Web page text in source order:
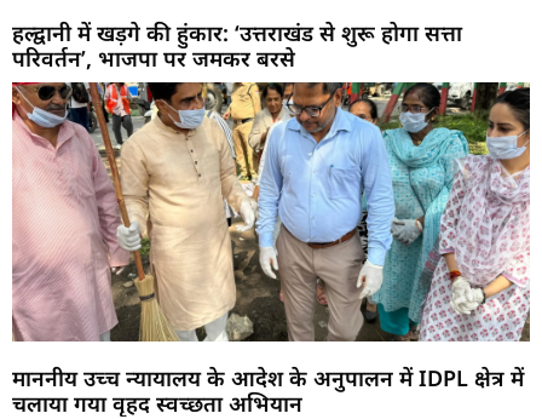
हल्द्वानी में खड़गे की हुंकार: ‘उत्तराखंड से शुरू होगा सत्ता
परिवर्तन’, भाजपा पर जमकर बरसे
माननीय उच्च न्यायालय के आदेश के अनुपालन में IDPL क्षेत्र में
चलाया गया वृहद स्वच्छता अभियान